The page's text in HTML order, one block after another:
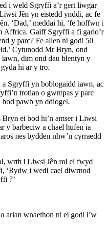
i weld Sgryffi a’r gert liwgar
Jên yn eistedd ynddi, ac fe
‘Dad,’ meddai hi, ‘fe hoffwn i
Affrica. Gaiff Sgryffi a fi gario’r
y parc? Fe allen ni godi 50
Cytunodd Mr Bryn, ond
dim ond dau blentyn y
hi ar y tro.
Sgryffi yn boblogaidd iawn, ac
trotian o gwmpas y parc
pawb yn ddiogel.
ei bod hi’n amser i Liwsi
y barbeciw a chael hufen ia
nes bydden nhw’n cyrraedd
wrth i Liwsi Jên roi ei fwyd
‘Rydw i wedi cael diwrnod
?’
arian wnaethon ni ei godi i’w